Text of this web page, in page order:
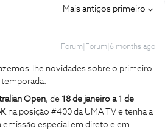
Mais antigos primeiro
Forum|Forum|6 months ago
lhe novidades sobre o primeiro
temporada.
Open, de 18 de janeiro a 1 de
na posição #400 da UMA TV e tenha a
especial em direto e em